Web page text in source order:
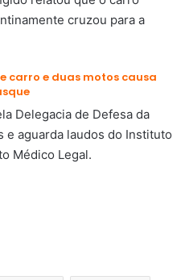
cruzou para a
carro e duas motos causa
Delegacia de Defesa da
e aguarda laudos do Instituto
Médico Legal.